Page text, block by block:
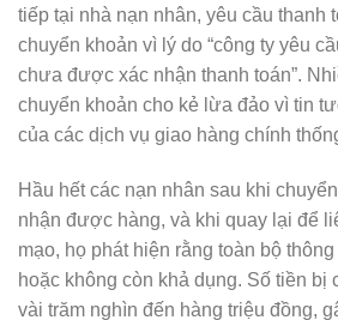
tiếp tại nhà nạn nhân, yêu cầu thanh
chuyển khoản vì lý do “công ty yêu
chưa được xác nhận thanh toán”.
chuyển khoản cho kẻ lừa đảo vì tin
của các dịch vụ giao hàng chính
Hầu hết các nạn nhân sau khi
nhận được hàng, và khi quay lại để
mạo, họ phát hiện rằng toàn bộ
hoặc không còn khả dụng. Số tiền bị
vài trăm nghìn đến hàng triệu đồng,